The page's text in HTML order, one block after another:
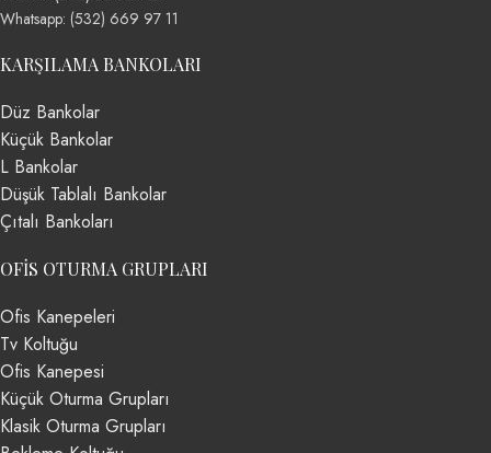
Whatsapp: (532) 669 97 11
KARŞILAMA BANKOLARI
Düz Bankolar
Küçük Bankolar
L Bankolar
Düşük Tablalı Bankolar
Çıtalı Bankoları
OFIS OTURMA GRUPLARI
Ofis Kanepeleri
Tv Koltuğu
Ofis Kanepesi
Küçük Oturma Grupları
Klasik Oturma Grupları